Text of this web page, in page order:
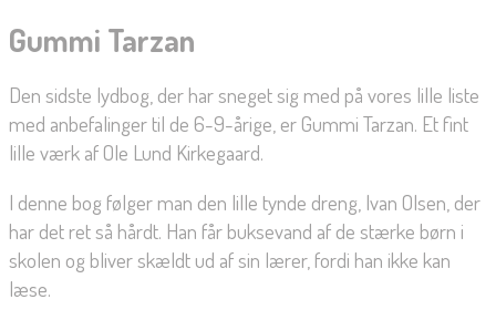
Gummi Tarzan
Den sidste lydbog, der har sneget sig med på vores lille liste
med anbefalinger til de 6-9-årige, er Gummi Tarzan. Et fint
lille værk af Ole Lund Kirkegaard.
I denne bog følger man den lille tynde dreng, Ivan Olsen, der
har det ret så hårdt. Han får buksevand af de stærke børn i
skolen og bliver skældt ud af sin lærer, fordi han ikke kan
læse.